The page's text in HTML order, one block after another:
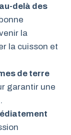
delà des
la
la cuisson et
de terre
garantir une